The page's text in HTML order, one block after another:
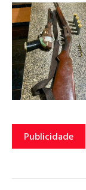
Publicidade